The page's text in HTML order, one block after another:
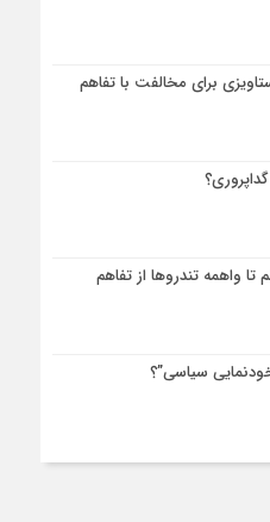
برای مخالفت با تفاهم
تا واهمه تندروها از تفاهم
سیاسی”؟